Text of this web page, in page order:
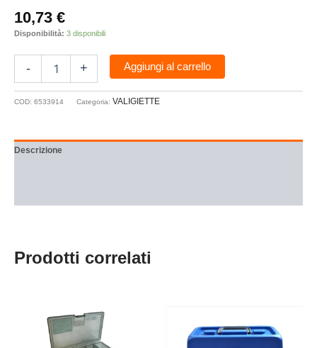
10,73 €
Disponibilità: 3 disponibili
- + Aggiungi al carrello
COD: 6533914 Categoria: VALIGIETTE
Descrizione
Prodotti correlati